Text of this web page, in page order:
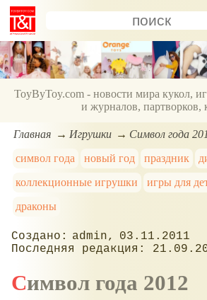
ToyByToy.com - новости мира кукол,
и журналов, партворков,
Главная Игрушки
Символ года
символ года
новый год праздник
коллекционные игрушки
игры для
драконы
admin
03.11.2011
Символ года 2012